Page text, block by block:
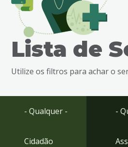
busca
Ir
Lista de
Utilize os filtros para achar o
- Qualquer -
Cidadão
-